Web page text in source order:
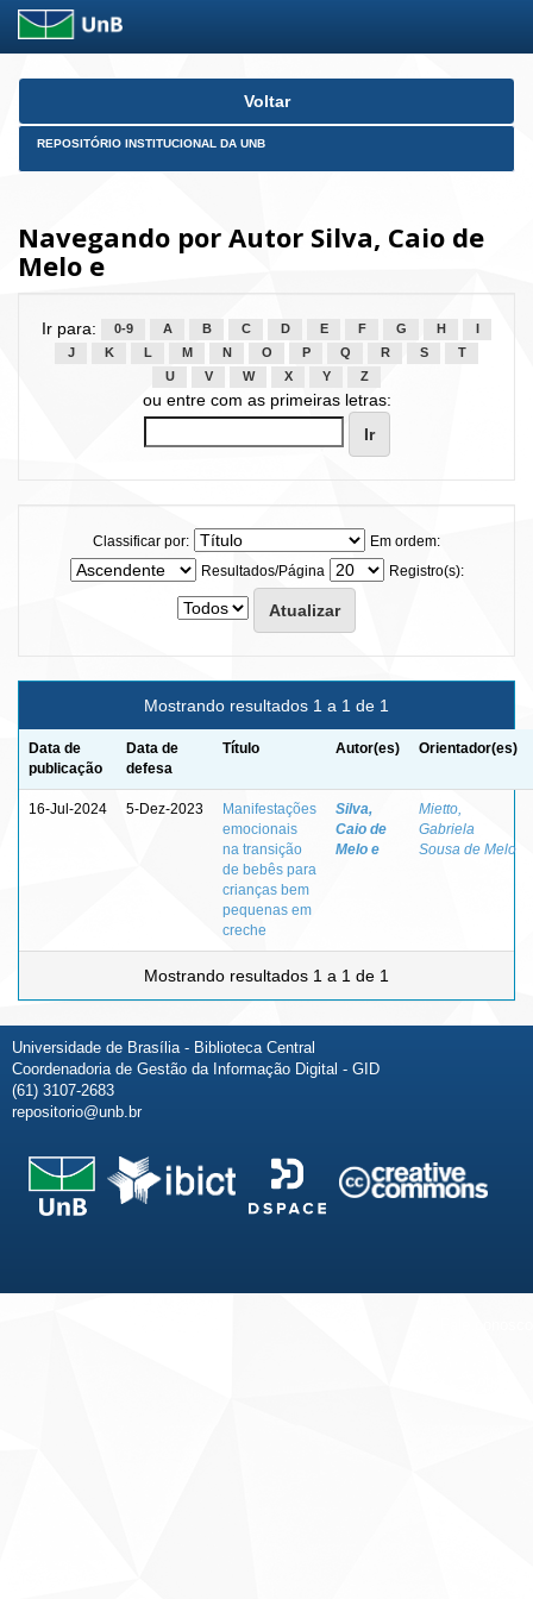
Skip
Voltar
REPOSITÓRIO INSTITUCIONAL DA UNB
Navegando por Autor Silva, Caio de
Melo e
Ir para: 0-9 A B C D E F G H
J
K L M N O P Q R S
T
U
V W X Y Z
ou entre com as primeiras letras:
Classificar por:
Em ordem:
Resultados/Página
Registro(s):
Mostrando resultados 1 a 1 de 1
Data de
publicação
Data de
defesa
Título Autor(es) Orientador(es)
16-Jul-2024 5-Dez-2023
Manifestações
emocionais
na transição
de bebês para
crianças bem
pequenas em
creche
Silva,
Caio de
Melo e
Mietto,
Gabriela
Sousa de Melo
Mostrando resultados 1 a 1 de 1
Universidade de Brasília - Biblioteca Central
Coordenadoria de Gestão da Informação Digital - GID
(61) 3107-2683
repositorio@unb.br